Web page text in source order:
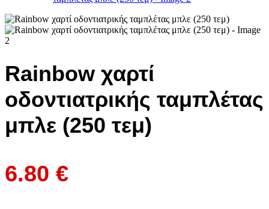
Rainbow χαρτί
οδοντιατρικής ταμπλέτας
μπλε (250 τεμ)
6.80 €